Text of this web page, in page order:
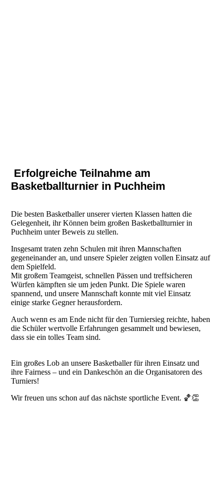
Erfolgreiche Teilnahme am
Basketballturnier in Puchheim
Die besten Basketballer unserer vierten Klassen hatten die
Gelegenheit, ihr Können beim großen Basketballturnier in
Puchheim unter Beweis zu stellen.
Insgesamt traten zehn Schulen mit ihren Mannschaften
gegeneinander an, und unsere Spieler zeigten vollen Einsatz auf
dem Spielfeld.
Mit großem Teamgeist, schnellen Pässen und treffsicheren
Würfen kämpften sie um jeden Punkt. Die Spiele waren
spannend, und unsere Mannschaft konnte mit viel Einsatz
einige starke Gegner herausfordern.
Auch wenn es am Ende nicht für den Turniersieg reichte, haben
die Schüler wertvolle Erfahrungen gesammelt und bewiesen,
dass sie ein tolles Team sind.
Ein großes Lob an unsere Basketballer für ihren Einsatz und
ihre Fairness – und ein Dankeschön an die Organisatoren des
Turniers!
Wir freuen uns schon auf das nächste sportliche Event. 🏀👏